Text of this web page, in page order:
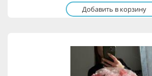
Добавить в корзину